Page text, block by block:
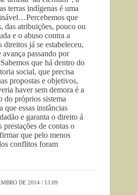
terras indígenas é uma
que
das atribuições, pouco ou
e o abuso contra a
direitos já se estabeleceu,
avança passando por
que há dentro do
social, que precisa
propostas e objetivos,
haver sem demora é a
do próprios sistema
que essas instâncias
e garanta o direito á
prestações de contas o
que pelo menos
conflitos foram
DE 2014 / 13:09